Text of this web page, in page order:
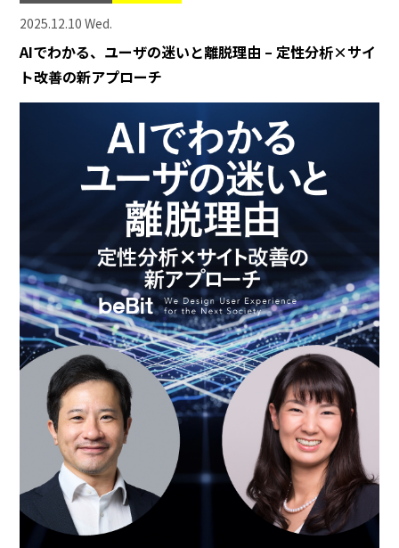
2025.12.10 Wed.
AIでわかる、ユーザの迷いと離脱理由 – 定性分析×サイ
ト改善の新アプローチ